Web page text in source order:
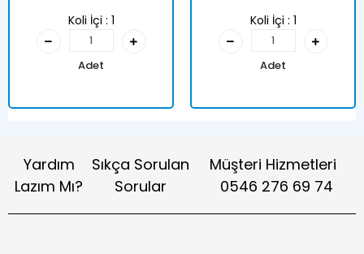
Koli İçi : 1
Adet
Koli İçi : 1
Adet
Yardım
Lazım Mı?
Sıkça Sorulan
Sorular
Müşteri Hizmetleri
0546 276 69 74